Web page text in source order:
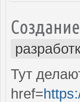
Тут
href=